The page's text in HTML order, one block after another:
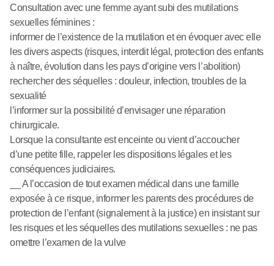
Consultation avec une femme ayant subi des mutilations
sexuelles féminines :
informer de l’existence de la mutilation et en évoquer avec elle
les divers aspects (risques, interdit légal, protection des enfants
à naître, évolution dans les pays d’origine vers l’abolition)
rechercher des séquelles : douleur, infection, troubles de la
sexualité
l’informer sur la possibilité d’envisager une réparation
chirurgicale.
Lorsque la consultante est enceinte ou vient d’accoucher
d’une petite fille, rappeler les dispositions légales et les
conséquences judiciaires.
__ A l’occasion de tout examen médical dans une famille
exposée à ce risque, informer les parents des procédures de
protection de l’enfant (signalement à la justice) en insistant sur
les risques et les séquelles des mutilations sexuelles : ne pas
omettre l’examen de la vulve